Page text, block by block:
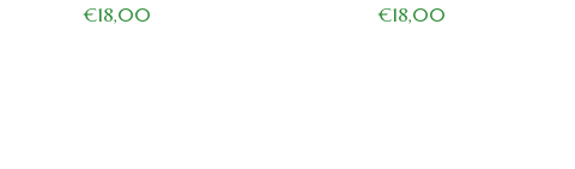
€18,00
€18,00